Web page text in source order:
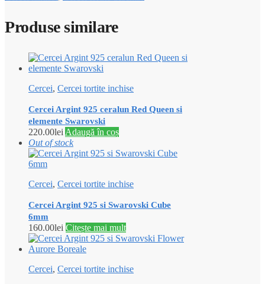
Produse similare
Cercei, Cercei tortite inchise
Cercei Argint 925 ceralun Red Queen si
elemente Swarovski
220.00lei Adaugă în coș
Out of stock
Cercei, Cercei tortite inchise
Cercei Argint 925 si Swarovski Cube
6mm
160.00lei Citește mai mult
Cercei, Cercei tortite inchise